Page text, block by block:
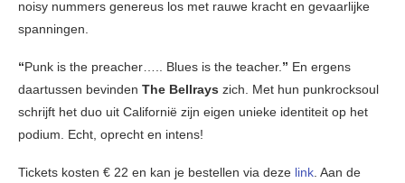
noisy nummers genereus los met rauwe kracht en gevaarlijke
spanningen.
“Punk is the preacher….. Blues is the teacher.” En ergens
daartussen bevinden The Bellrays zich. Met hun punkrocksoul
schrijft het duo uit Californië zijn eigen unieke identiteit op het
podium. Echt, oprecht en intens!
Tickets kosten € 22 en kan je bestellen via deze link. Aan de